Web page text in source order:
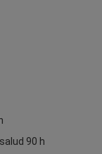
90 h